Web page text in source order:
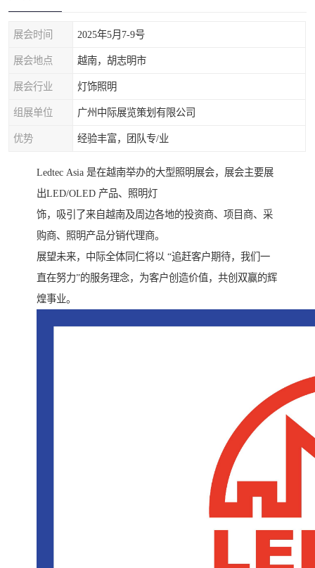
展会时间 2025年5月7-9号
展会地点 越南，胡志明市
展会行业 灯饰照明
组展单位 广州中际展览策划有限公司
优势 经验丰富，团队专/业
Ledtec Asia 是在越南举办的大型照明展会，展会主要展
出LED/OLED 产品、照明灯
饰，吸引了来自越南及周边各地的投资商、项目商、采
购商、照明产品分销代理商。
展望未来，中际全体同仁将以 “追赶客户期待，我们一
直在努力”的服务理念，为客户创造价值，共创双赢的辉
煌事业。